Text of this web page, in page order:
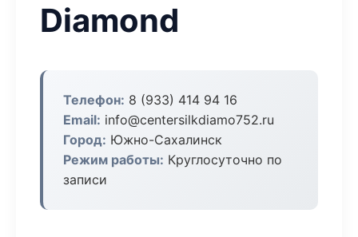
Diamond
Телефон: 8 (933) 414 94 16
Email: info@centersilkdiamo752.ru
Город: Южно-Сахалинск
Режим работы: Круглосуточно по
записи